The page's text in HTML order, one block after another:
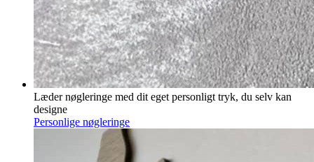
Læder nøgleringe med dit eget personligt tryk, du selv kan
designe
Personlige nøgleringe